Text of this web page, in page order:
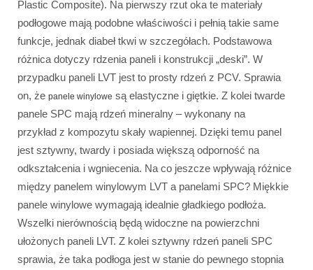
Plastic Composite). Na pierwszy rzut oka te materiały
podłogowe mają podobne właściwości i pełnią takie same
funkcje, jednak diabeł tkwi w szczegółach. Podstawowa
różnica dotyczy rdzenia paneli i konstrukcji „deski”. W
przypadku paneli LVT jest to prosty rdzeń z PCV. Sprawia
on, że panele winylowe są elastyczne i giętkie. Z kolei twarde
panele SPC mają rdzeń mineralny – wykonany na
przykład z kompozytu skały wapiennej. Dzięki temu panel
jest sztywny, twardy i posiada większą odporność na
odkształcenia i wgniecenia. Na co jeszcze wpływają różnice
między panelem winylowym LVT a panelami SPC? Miękkie
panele winylowe wymagają idealnie gładkiego podłoża.
Wszelki nierównością będą widoczne na powierzchni
ułożonych paneli LVT. Z kolei sztywny rdzeń paneli SPC
sprawia, że taka podłoga jest w stanie do pewnego stopnia